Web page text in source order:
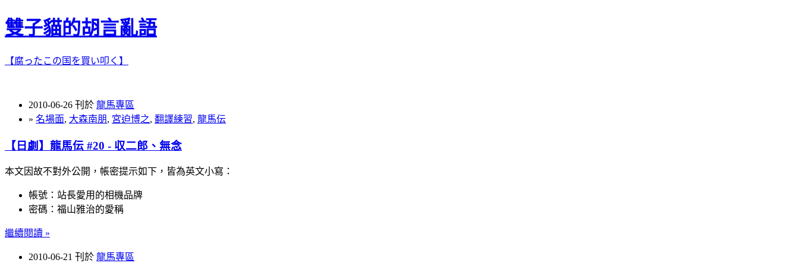
雙子貓的胡言亂語
【腐ったこの国を買い叩く】
2010-06-26 刊於 龍馬專區
» 名場面, 大森南朋, 宮迫博之, 翻譯練習, 龍馬伝
【日劇】龍馬伝 #20 - 収二郎、無念
本文因故不對外公開，帳密提示如下，皆為英文小寫：
帳號：站長愛用的相機品牌
密碼：福山雅治的愛稱
繼續閱讀 »
2010-06-21 刊於 龍馬專區